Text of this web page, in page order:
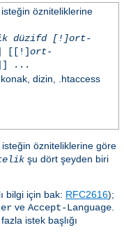
özniteliklerine
düzifd [!]ort-
[[!]ort-
...
dizin, .htaccess
özniteliklerine göre
şu dört şeyden biri
bilgi için bak: RFC2616);
ve Accept-Language
istek başlığı